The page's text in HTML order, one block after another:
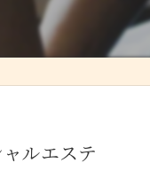
ルエステ